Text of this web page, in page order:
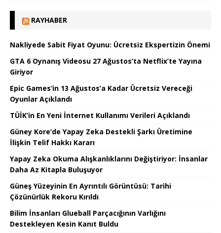
RAYHABER
Nakliyede Sabit Fiyat Oyunu: Ücretsiz Ekspertizin Önemi
GTA 6 Oynanış Videosu 27 Ağustos’ta Netflix’te Yayına
Giriyor
Epic Games’in 13 Ağustos’a Kadar Ücretsiz Vereceği
Oyunlar Açıklandı
TÜİK’in En Yeni İnternet Kullanımı Verileri Açıklandı
Güney Kore’de Yapay Zeka Destekli Şarkı Üretimine
İlişkin Telif Hakkı Kararı
Yapay Zeka Okuma Alışkanlıklarını Değiştiriyor: İnsanlar
Daha Az Kitapla Buluşuyor
Güneş Yüzeyinin En Ayrıntılı Görüntüsü: Tarihi
Çözünürlük Rekoru Kırıldı
Bilim İnsanları Glueball Parçacığının Varlığını
Destekleyen Kesin Kanıt Buldu